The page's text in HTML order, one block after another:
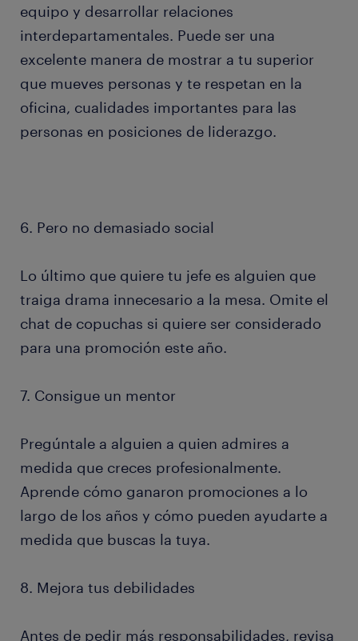
equipo y desarrollar relaciones
interdepartamentales. Puede ser una
excelente manera de mostrar a tu superior
que mueves personas y te respetan en la
oficina, cualidades importantes para las
personas en posiciones de liderazgo.
6. Pero no demasiado social
Lo último que quiere tu jefe es alguien que
traiga drama innecesario a la mesa. Omite el
chat de copuchas si quiere ser considerado
para una promoción este año.
7. Consigue un mentor
Pregúntale a alguien a quien admires a
medida que creces profesionalmente.
Aprende cómo ganaron promociones a lo
largo de los años y cómo pueden ayudarte a
medida que buscas la tuya.
8. Mejora tus debilidades
Antes de pedir más responsabilidades, revisa